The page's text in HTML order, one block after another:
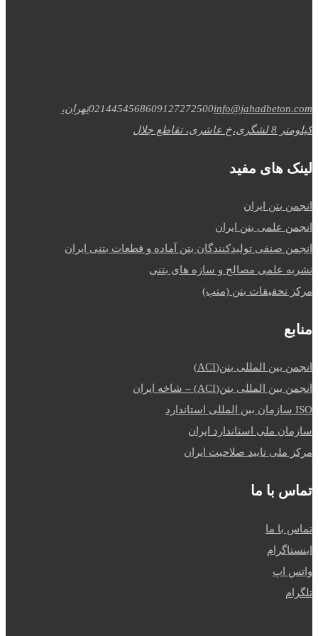
0214454568609127272500info@jahadbeton.com
تهران،
کیلومتر 8 لشگری،خ عاشری، تقاطع جلال
لینک های مفید
انجمن بتن ایران
انجمن علمی بتن ایران
انجمن صنفی تولیدکنندگان بتن آماده و قطعات بتنی ایران
نشریه علمی مصالح و سازه های بتنی
مرکز تحقیقات بتن (متب)
منابع
انجمن بین المللی بتن(ACI)
انجمن بین المللی بتن(ACI) – شاخه ایران
ISO سازمان بین المللی استاندارد
سازمان ملی استاندارد ایران
مرکز ملی تایید صلاحیت ایران
تماس با ما
تماس با ما
اینستاگرام
واتس اپ
تلگرام